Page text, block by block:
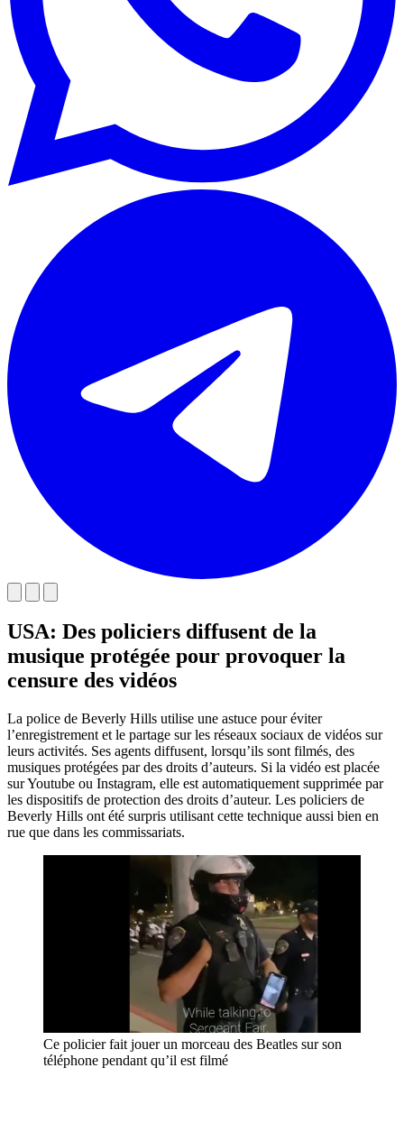
USA: Des policiers diffusent de la
musique protégée pour provoquer la
censure des vidéos
La police de Beverly Hills utilise une astuce pour éviter
l’enregistrement et le partage sur les réseaux sociaux de vidéos sur
leurs activités. Ses agents diffusent, lorsqu’ils sont filmés, des
musiques protégées par des droits d’auteurs. Si la vidéo est placée
sur Youtube ou Instagram, elle est automatiquement supprimée par
les dispositifs de protection des droits d’auteur. Les policiers de
Beverly Hills ont été surpris utilisant cette technique aussi bien en
rue que dans les commissariats.
Ce policier fait jouer un morceau des Beatles sur son
téléphone pendant qu’il est filmé